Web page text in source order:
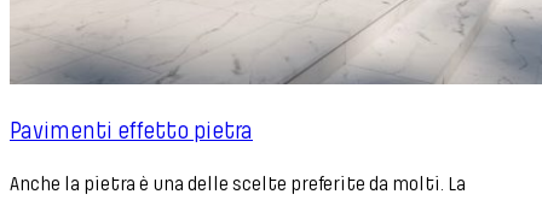
Pavimenti effetto pietra
Anche la pietra è una delle scelte preferite da molti. La